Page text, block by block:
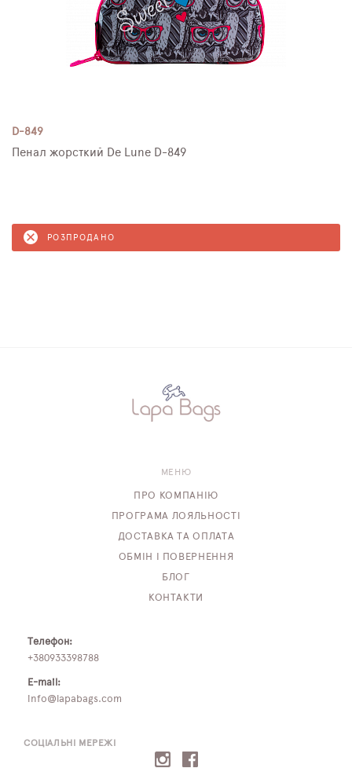
D-849
Пенал жорсткий De Lune D-849
РОЗПРОДАНО
СОЦІАЛЬНІ МЕРЕЖІ
МЕНЮ
ПРО КОМПАНІЮ
ПРОГРАМА ЛОЯЛЬНОСТІ
ДОСТАВКА ТА ОПЛАТА
ОБМІН І ПОВЕРНЕННЯ
БЛОГ
КОНТАКТИ
Телефон:
+380933398788
E-mail:
info@lapabags.com